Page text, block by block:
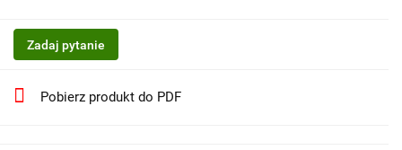
Zadaj pytanie
Pobierz produkt do PDF